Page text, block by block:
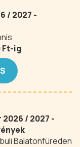
/ 2027 -
Ft-ig
/ 2027 -
Balatonfüreden